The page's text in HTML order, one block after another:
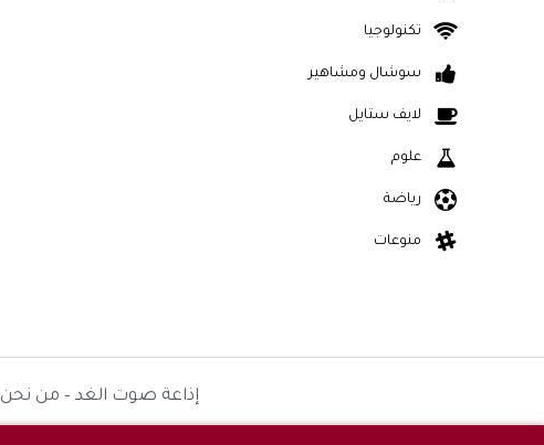
تكنولوجيا
سوشال ومشاهير
لايف ستايل
علوم
رياضة
منوعات
إذاعة صوت الغد – من نحن